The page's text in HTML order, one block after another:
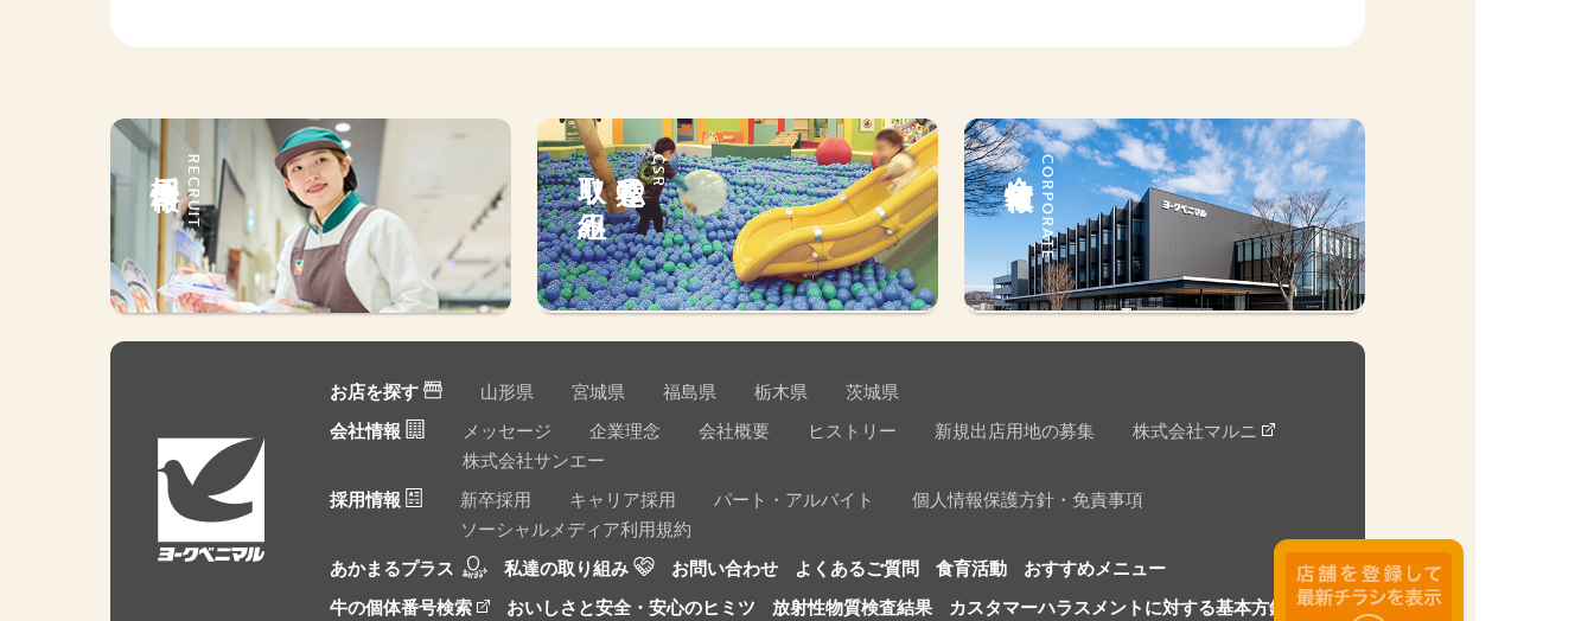
RECRUIT
採用情報 CSR
私達の
取り組み CORPORATE
会社情報
お店を探す 山形県 宮城県 福島県 栃木県
茨城県
会社情報
メッセージ 企業理念 会社概要 ヒストリー 新規出店用地の募集
株式会社マルニ
株式会社サンエー
採用情報
新卒採用 キャリア採用 パート・アルバイト
個人情報保護方針・免責事項
ソーシャルメディア利用規約
あかまるプラス
私達の取り組み お問い合わせ よくあるご質問 食育活動
おすすめメニュー
牛の個体番号検索
おいしさと安全・安心のヒミツ 放射性物質検査結果 カスタマーハラスメントに対する基本方針